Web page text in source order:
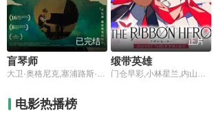
已完结
盲琴师
大卫·奥格尼克,塞浦路斯·格拉博夫斯基,彼得·亚当奇克,贾斯蒂娜·瓦西勒斯加,Michal,Filipiak,约维塔·布德尼克,亚采克·科曼,Dariusz,Chojnacki,Katarzyna,Cynke,Magdalena,Schejbal,Tomasz,Schimscheiner,克雷顿·尼姆罗,塞巴斯蒂安·斯坦齐维兹,莱谢克·莫斯德,Smalara,菲利普·古拉克斯,葆莉娜·查布寇,迈克尔·茹拉夫斯基,Jacek,Romanowski,Aleksandra,Zawalska
正片
缎带英雄
门仓早彩,小林星兰,内山昂辉
电影热播榜